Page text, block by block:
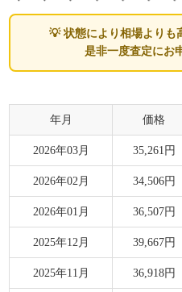
💡 状態により相場よりも
是非一度査定にお
年月 価格
2026年03月 35,261円
2026年02月 34,506円
2026年01月 36,507円
2025年12月 39,667円
2025年11月 36,918円